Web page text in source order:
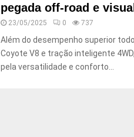
pegada off-road e
23/05/2025 0 737
Além do desempenho superior
Coyote V8 e tração inteligente
pela versatilidade e conforto...